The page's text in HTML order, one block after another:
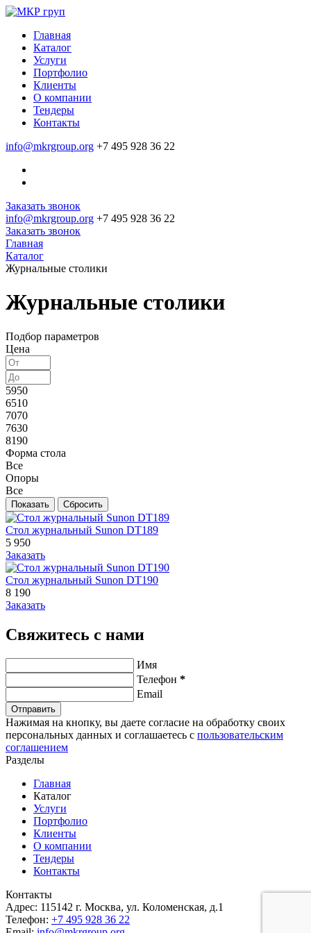
Главная
Каталог
Услуги
Портфолио
Клиенты
О компании
Тендеры
Контакты
info@mkrgroup.org +7 495 928 36 22
Заказать звонок
info@mkrgroup.org +7 495 928 36 22
Заказать звонок
Главная
Каталог
Журнальные столики
Журнальные столики
Подбор параметров
Цена
5950
6510
7070
7630
8190
Форма стола
Все
Опоры
Все
Стол журнальный Sunon DT189
5 950
Заказать
Стол журнальный Sunon DT190
8 190
Заказать
Свяжитесь с нами
Имя
Телефон *
Email
Нажимая на кнопку, вы даете согласие на обработку своих
персональных данных и соглашаетесь c пользовательским
соглашением
Разделы
Главная
Каталог
Услуги
Портфолио
Клиенты
О компании
Тендеры
Контакты
Контакты
Адрес: 115142 г. Москва, ул. Коломенская, д.1
Телефон: +7 495 928 36 22